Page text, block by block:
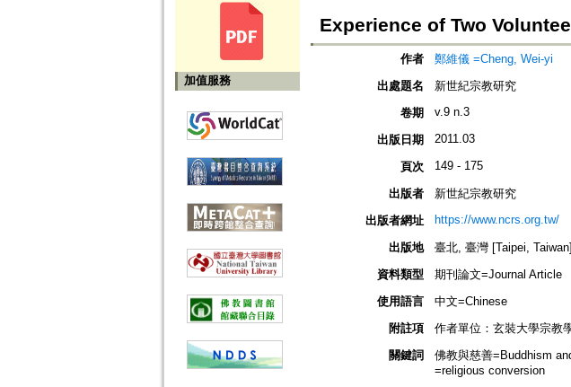
加值服務
Experience of Two
作者
鄭維儀 =Cheng, Wei-yi
出處題名
新世紀宗教研究
卷期
v.9 n.3
出版日期 2011.03
頁次 149 - 175
出版者
新世紀宗教研究
出版者網址
https://www.ncrs.org.tw/
出版地
臺北, 臺灣 [Taipei, Taiwan]
資料類型
期刊論文=Journal Article
使用語言
中文=Chinese
附註項
作者單位：玄裝大學宗教
關鍵詞
佛教與慈善=Buddhism
=religious conversion